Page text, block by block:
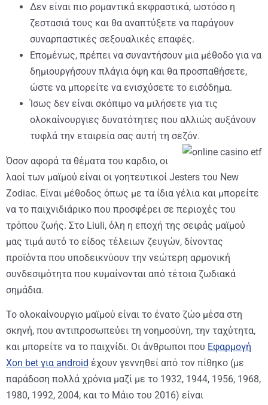
Δεν είναι πιο ρομαντικά εκφραστικά, ωστόσο η
ζεστασιά τους και θα αναπτύξετε να παράγουν
συναρπαστικές σεξουαλικές επαφές.
Επομένως, πρέπει να συναντήσουν μια μέθοδο για να
δημιουργήσουν πλάγια όψη και θα προσπαθήσετε,
ώστε να μπορείτε να ενισχύσετε το εισόδημα.
Ίσως δεν είναι σκόπιμο να μιλήσετε για τις
ολοκαίνουργιες δυνατότητες που αλλιώς αυξάνουν
τυφλά την εταιρεία σας αυτή τη σεζόν.
Όσον αφορά τα θέματα του καρδιο, οι
λαοί των μαϊμού είναι οι γοητευτικοί Jesters του New
Zodiac. Είναι μέθοδος όπως με τα ίδια γέλια και μπορείτε
να το παιχνιδιάρικο που προσφέρει σε περιοχές του
τρόπου ζωής. Στο Liuli, όλη η εποχή της σειράς μαϊμού
μας τιμά αυτό το είδος τέλειων ζευγών, δίνοντας
προϊόντα που υποδεικνύουν την νεώτερη αρμονική
συνδεσιμότητα που κυμαίνονται από τέτοια ζωδιακά
σημάδια.
Το ολοκαίνουργιο μαϊμού είναι το ένατο ζώο μέσα στη
σκηνή, που αντιπροσωπεύει τη νοημοσύνη, την ταχύτητα,
και μπορείτε να το παιχνίδι. Οι άνθρωποι που Εφαρμογή
Xon bet για android έχουν γεννηθεί από τον πίθηκο (με
παράδοση πολλά χρόνια μαζί με το 1932, 1944, 1956, 1968,
1980, 1992, 2004, και το Μάιο του 2016) είναι